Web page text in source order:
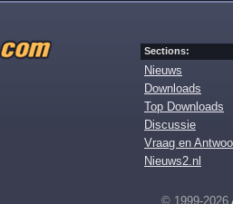
Sections:
Nieuws
Downloads
Top Downloads
Discussie
Vraag en
Nieuws2.nl
© 1999-2026